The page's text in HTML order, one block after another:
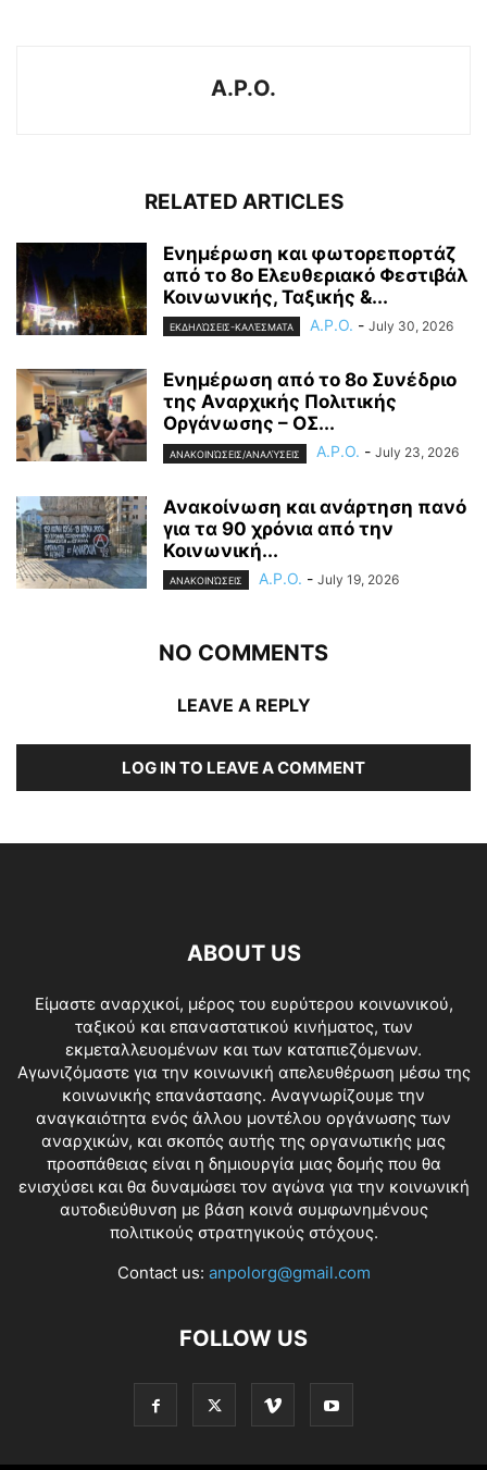
A.P.O.
RELATED ARTICLES
Ενημέρωση και φωτορεπορτάζ
από το 8ο Ελευθεριακό Φεστιβάλ
Κοινωνικής, Ταξικής &...
ΕΚΔΗΛΏΣΕΙΣ-ΚΑΛΈΣΜΑΤΑ A.P.O. - July 30, 2026
Ενημέρωση από το 8ο Συνέδριο
της Αναρχικής Πολιτικής
Οργάνωσης – ΟΣ...
ΑΝΑΚΟΙΝΏΣΕΙΣ/ΑΝΑΛΎΣΕΙΣ A.P.O. - July 23, 2026
Ανακοίνωση και ανάρτηση πανό
για τα 90 χρόνια από την
Κοινωνική...
ΑΝΑΚΟΙΝΏΣΕΙΣ A.P.O. - July 19, 2026
NO COMMENTS
LEAVE A REPLY
LOG IN TO LEAVE A COMMENT
ABOUT US
Είμαστε αναρχικοί, μέρος του ευρύτερου κοινωνικού,
ταξικού και επαναστατικού κινήματος, των
εκμεταλλευομένων και των καταπιεζόμενων.
Αγωνιζόμαστε για την κοινωνική απελευθέρωση μέσω της
κοινωνικής επανάστασης. Αναγνωρίζουμε την
αναγκαιότητα ενός άλλου μοντέλου οργάνωσης των
αναρχικών, και σκοπός αυτής της οργανωτικής μας
προσπάθειας είναι η δημιουργία μιας δομής που θα
ενισχύσει και θα δυναμώσει τον αγώνα για την κοινωνική
αυτοδιεύθυνση με βάση κοινά συμφωνημένους
πολιτικούς στρατηγικούς στόχους.
Contact us: anpolorg@gmail.com
FOLLOW US